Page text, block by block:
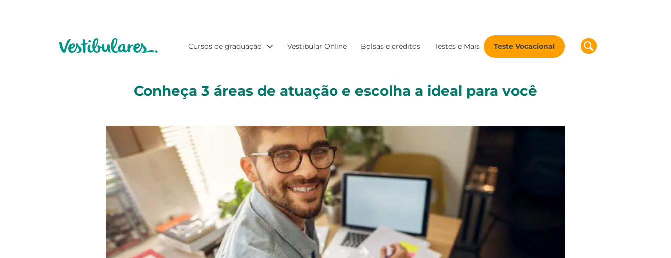
Cursos de graduação Vestibular Online Bolsas e créditos Testes e Mais Teste Vocacional
Conheça 3 áreas de atuação e escolha a ideal para você